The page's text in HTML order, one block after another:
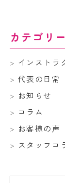
カテゴリー
インストラ
代表の日常
お知らせ
コラム
お客様の声
スタッフコ
検